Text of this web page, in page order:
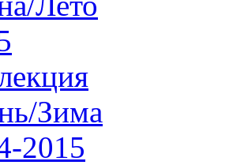
Зима
2015